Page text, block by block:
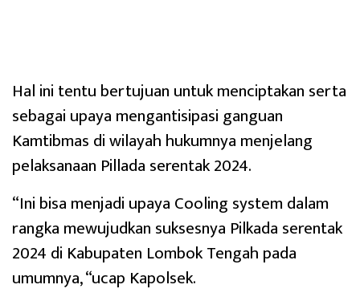
Hal ini tentu bertujuan untuk menciptakan serta
sebagai upaya mengantisipasi ganguan
Kamtibmas di wilayah hukumnya menjelang
pelaksanaan Pillada serentak 2024.
“Ini bisa menjadi upaya Cooling system dalam
rangka mewujudkan suksesnya Pilkada serentak
2024 di Kabupaten Lombok Tengah pada
umumnya, “ucap Kapolsek.